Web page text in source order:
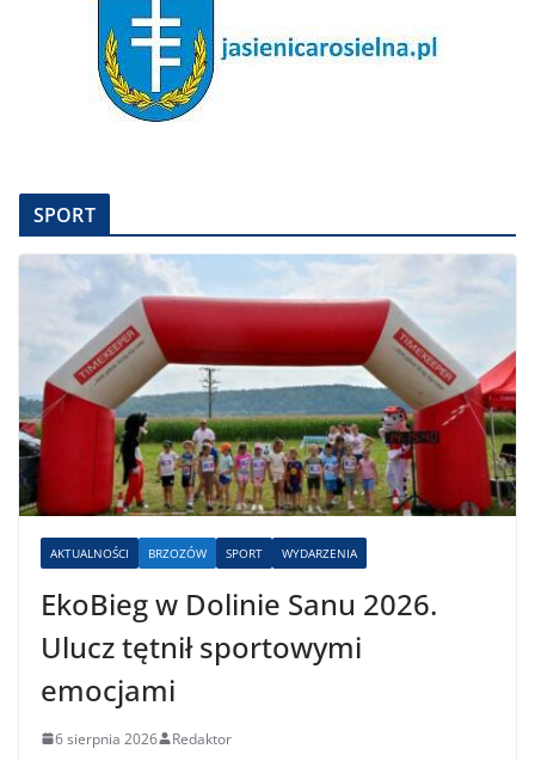
SPORT
AKTUALNOŚCI BRZOZÓW SPORT WYDARZENIA
EkoBieg w Dolinie Sanu 2026.
Ulucz tętnił sportowymi
emocjami
6 sierpnia 2026 Redaktor